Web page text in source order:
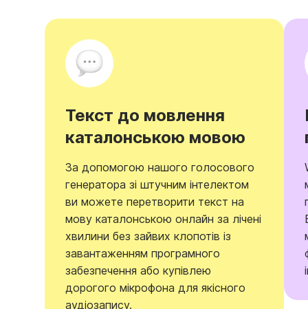
Текст до мовлення
каталонською мовою
За допомогою нашого голосового
генератора зі штучним інтелектом
ви можете перетворити текст на
мову каталонською онлайн за лічені
хвилини без зайвих клопотів із
завантаженням програмного
забезпечення або купівлею
дорогого мікрофона для якісного
аудіозапису.